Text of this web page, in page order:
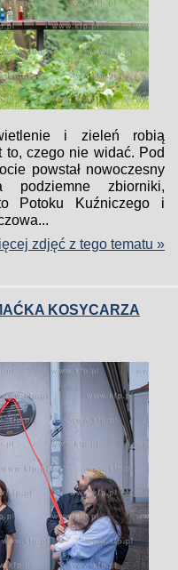
i zieleń robią
czego nie widać. Pod
powstał nowoczesny
zbiorniki,
Potoku Kuźniczego i
zdjęć z tego tematu »
KOSYCARZA